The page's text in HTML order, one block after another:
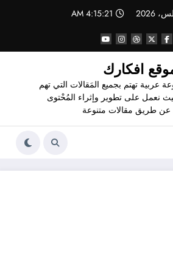
4:15:22 AM
افكارك
عربية تهتم بجميع المَقالات التي تهم
نعمل على تطوير وإثراء المُحْتوى
عن طريق مقالات متنوعة